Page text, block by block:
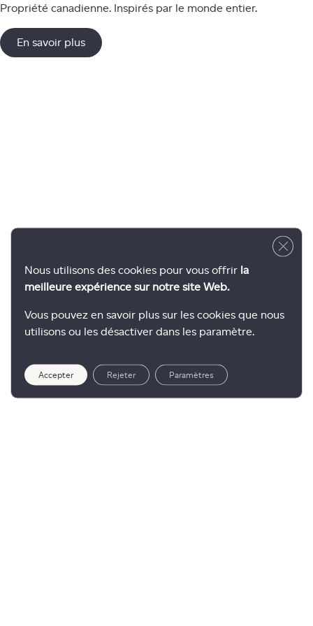
Propriété canadienne. Inspirés par le monde entier.
En savoir plus
Nous utilisons des cookies pour vous offrir la
meilleure expérience sur notre site Web.
Vous pouvez en savoir plus sur les cookies que nous
utilisons ou les désactiver dans les paramètre.
Accepter Rejeter Paramètres
Close